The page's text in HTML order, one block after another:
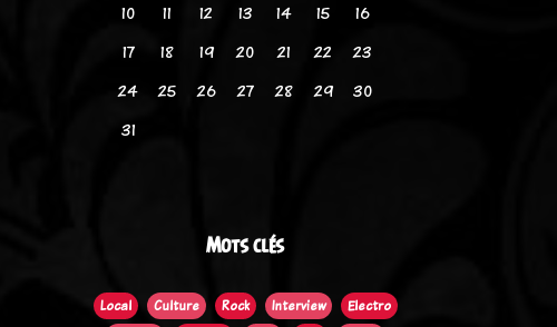
10
11 12 13 14 15
16
17
18 19 20 21 22
23
24
25 26 27 28 29
30
31
Mots clés
Local Culture Rock Interview
Electro